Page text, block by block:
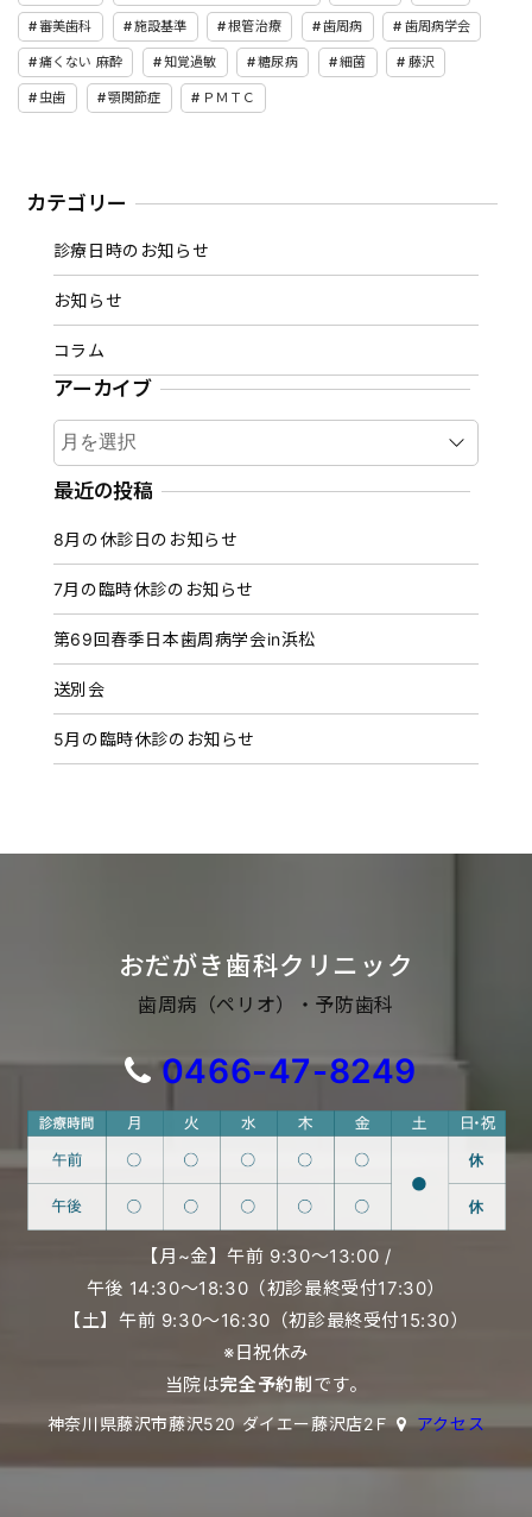
審美歯科 施設基準 根管治療 歯周病 歯周病学会
痛くない 麻酔 知覚過敏 糖尿病 細菌 藤沢
虫歯 顎関節症 ＰＭＴＣ
カテゴリー
診療日時のお知らせ
お知らせ
コラム
アーカイブ
ア
ー
カ
ブ
最近の投稿
8月の休診日のお知らせ
7月の臨時休診のお知らせ
第69回春季日本歯周病学会in浜松
送別会
5月の臨時休診のお知らせ
おだがき歯科クリニック
歯周病（ペリオ）・予防歯科
0466-47-8249
【月~金】午前 9:30〜13:00 /
午後 14:30〜18:30（初診最終受付17:30）
【土】午前 9:30〜16:30（初診最終受付15:30）
※日祝休み
当院は完全予約制です。
神奈川県藤沢市藤沢520 ダイエー藤沢店2Ｆ アクセス